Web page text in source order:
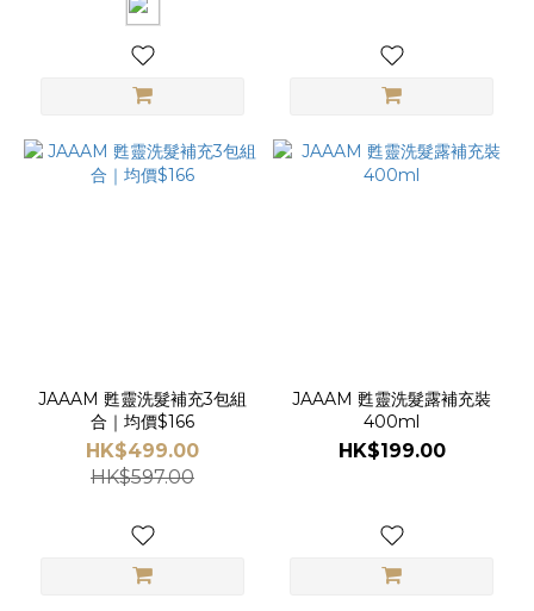
JAAAM 甦靈洗髮補充3包組
合｜均價$166
HK$499.00
HK$597.00
JAAAM 甦靈洗髮露補充裝
400ml
HK$199.00